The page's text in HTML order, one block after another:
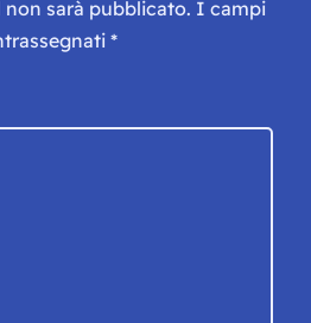
sarà pubblicato. I campi
*